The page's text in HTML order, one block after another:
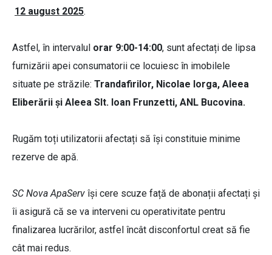
12 august 2025.
Astfel, în intervalul orar 9:00-14:00, sunt afectați de lipsa
furnizării apei consumatorii ce locuiesc în imobilele
situate pe străzile: Trandafirilor, Nicolae Iorga, Aleea
Eliberării și Aleea Slt. Ioan Frunzetti, ANL Bucovina.
Rugăm toți utilizatorii afectați să își constituie minime
rezerve de apă.
SC Nova ApaServ își cere scuze față de abonații afectați și
îi asigură că se va interveni cu operativitate pentru
finalizarea lucrărilor, astfel încât disconfortul creat să fie
cât mai redus.